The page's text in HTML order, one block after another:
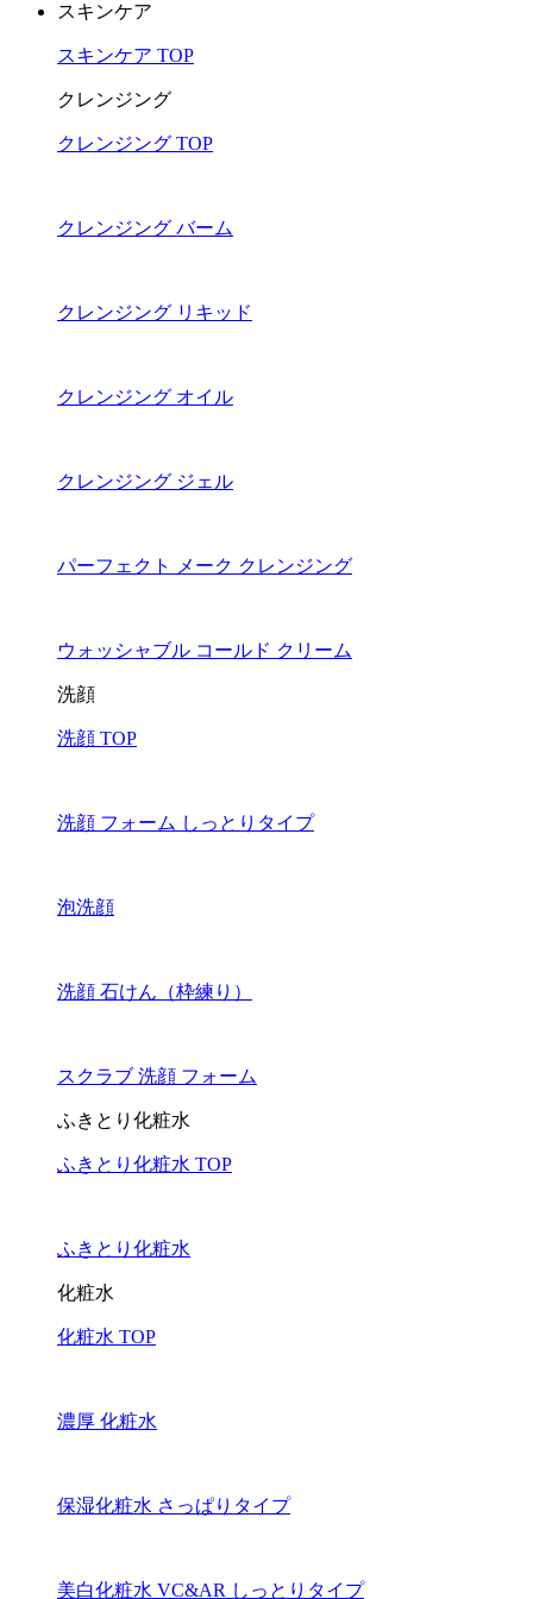
スキンケア
スキンケア TOP
クレンジング
クレンジング TOP
クレンジング バーム
クレンジング リキッド
クレンジング オイル
クレンジング ジェル
パーフェクト メーク クレンジング
ウォッシャブル コールド クリーム
洗顔
洗顔 TOP
洗顔 フォーム しっとりタイプ
泡洗顔
洗顔 石けん（枠練り）
スクラブ 洗顔 フォーム
ふきとり化粧水
ふきとり化粧水 TOP
ふきとり化粧水
化粧水
化粧水 TOP
濃厚 化粧水
保湿化粧水 さっぱりタイプ
美白化粧水 VC&AR しっとりタイプ